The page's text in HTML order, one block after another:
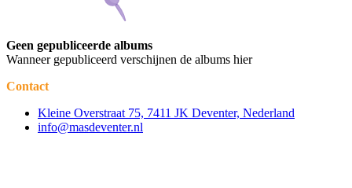
Geen gepubliceerde albums
Wanneer gepubliceerd verschijnen de albums hier
Contact
Kleine Overstraat 75, 7411 JK Deventer, Nederland
info@masdeventer.nl